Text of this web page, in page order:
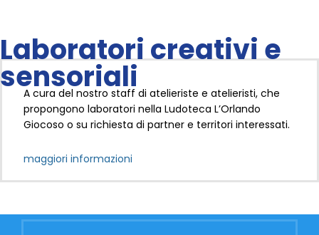
Laboratori creativi e
sensoriali
A cura del nostro staff di atelieriste e atelieristi, che
propongono laboratori nella Ludoteca L’Orlando
Giocoso o su richiesta di partner e territori interessati.
maggiori informazioni